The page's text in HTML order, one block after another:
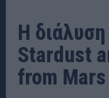
Η
Stardust
from Mars